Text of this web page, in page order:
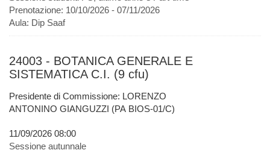
Prenotazione: 10/10/2026 - 07/11/2026
Aula: Dip Saaf
24003 - BOTANICA GENERALE E
SISTEMATICA C.I. (9 cfu)
Presidente di Commissione: LORENZO
ANTONINO GIANGUZZI (PA BIOS-01/C)
11/09/2026 08:00
Sessione autunnale